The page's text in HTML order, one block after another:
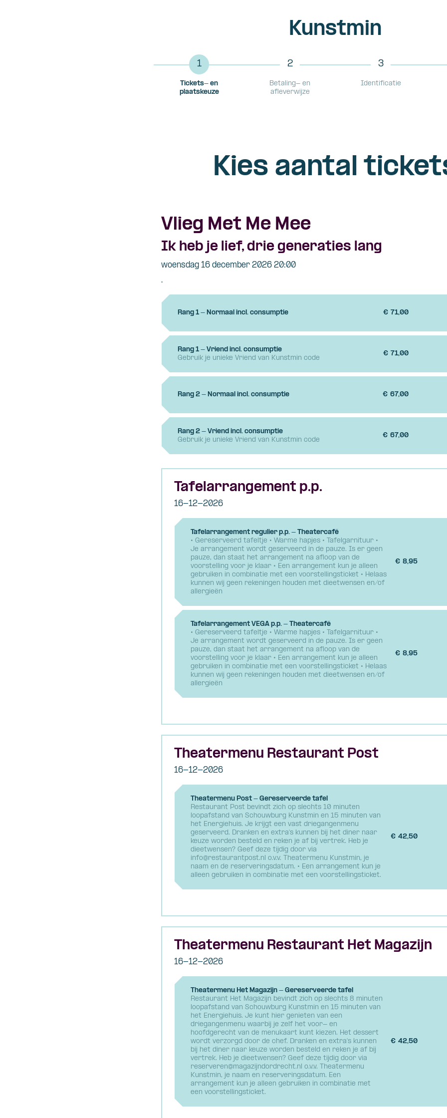
Kunstmin
1
Tickets- en
plaatskeuze
2
Betaling- en
afleverwijze
3
Identificatie
Kies aantal
Vlieg Met Me Mee
Ik heb je lief, drie generaties lang
woensdag 16 december 2026 20:00
.
Rang 1 - Normaal incl. consumptie € 71,00
Rang 1 - Vriend incl. consumptie
Gebruik je unieke Vriend van Kunstmin code
€ 71,00
Rang 2 - Normaal incl. consumptie € 67,00
Rang 2 - Vriend incl. consumptie
Gebruik je unieke Vriend van Kunstmin code
€ 67,00
Tafelarrangement p.p.
16-12-2026
Tafelarrangement regulier p.p. - Theatercafé
• Gereserveerd tafeltje • Warme hapjes • Tafelgarnituur •
Je arrangement wordt geserveerd in de pauze. Is er geen
pauze, dan staat het arrangement na afloop van de
voorstelling voor je klaar • Een arrangement kun je alleen
gebruiken in combinatie met een voorstellingsticket • Helaas
kunnen wij geen rekeningen houden met dieetwensen en/of
allergieën
€ 8,95
Tafelarrangement VEGA p.p. - Theatercafé
• Gereserveerd tafeltje • Warme hapjes • Tafelgarnituur •
Je arrangement wordt geserveerd in de pauze. Is er geen
pauze, dan staat het arrangement na afloop van de
voorstelling voor je klaar • Een arrangement kun je alleen
gebruiken in combinatie met een voorstellingsticket • Helaas
kunnen wij geen rekeningen houden met dieetwensen en/of
allergieën
€ 8,95
Theatermenu Restaurant Post
16-12-2026
Theatermenu Post - Gereserveerde tafel
Restaurant Post bevindt zich op slechts 10 minuten
loopafstand van Schouwburg Kunstmin en 15 minuten van
het Energiehuis. Je krijgt een vast driegangenmenu
geserveerd. Dranken en extra's kunnen bij het diner naar
keuze worden besteld en reken je af bij vertrek. Heb je
dieetwensen? Geef deze tijdig door via
info@restaurantpost.nl o.v.v. Theatermenu Kunstmin, je
naam en de reserveringsdatum. • Een arrangement kun je
alleen gebruiken in combinatie met een voorstellingsticket.
€ 42,50
Theatermenu Restaurant Het Magazijn
16-12-2026
Theatermenu Het Magazijn - Gereserveerde tafel
Restaurant Het Magazijn bevindt zich op slechts 8 minuten
loopafstand van Schouwburg Kunstmin en 15 minuten van
het Energiehuis. Je kunt hier genieten van een
driegangenmenu waarbij je zelf het voor- en
hoofdgerecht van de menukaart kunt kiezen. Het dessert
wordt verzorgd door de chef. Dranken en extra's kunnen
bij het diner naar keuze worden besteld en reken je af bij
vertrek. Heb je dieetwensen? Geef deze tijdig door via
reserveren@magazijndordrecht.nl o.v.v. Theatermenu
Kunstmin, je naam en reserveringsdatum. Een
arrangement kun je alleen gebruiken in combinatie met
een voorstellingsticket.
€ 42,50